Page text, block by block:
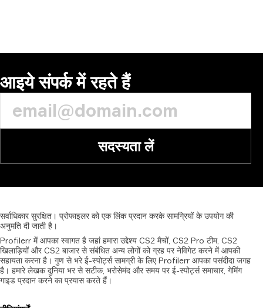
आइये संपर्क में रहते हैं
सदस्यता लें
सर्वाधिकार सुरक्षित। प्रोफाइलर को एक लिंक प्रदान करके सामग्रियों के उपयोग की
अनुमति दी जाती है।
Profilerr में आपका स्वागत है जहां हमारा उद्देश्य CS2 मैचों, CS2 Pro टीम, CS2
खिलाड़ियों और CS2 बाजार से संबंधित अन्य लोगों को ग्रह पर नेविगेट करने में आपकी
सहायता करना है। गुण से भरे ई-स्पोर्ट्स सामग्री के लिए Profilerr आपका पसंदीदा जगह
है। हमारे लेखक दुनिया भर से सटीक, भरोसेमंद और समय पर ई-स्पोर्ट्स समाचार, गेमिंग
गाइड प्रदान करने का प्रयास करते हैं।